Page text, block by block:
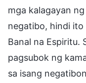
mga kalagayan
negatibo, hindi ito
Banal na Espiritu.
pagsubok ng
sa isang